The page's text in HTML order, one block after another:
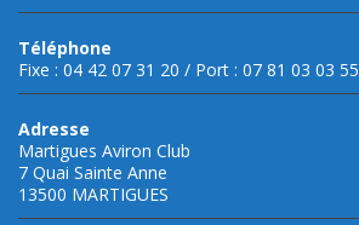
Téléphone
Fixe : 04 42 07 31 20 / Port : 07 81 03 03 55
Adresse
Martigues Aviron Club
7 Quai Sainte Anne
13500 MARTIGUES